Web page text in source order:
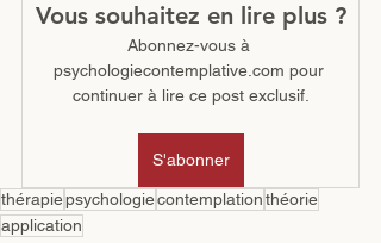
Vous souhaitez en lire plus ?
Abonnez-vous à
psychologiecontemplative.com pour
continuer à lire ce post exclusif.
S'abonner
thérapiepsychologiecontemplationthéorie
application